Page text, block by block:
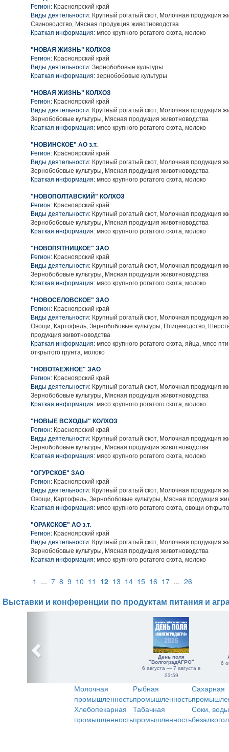
Регион: Красноярский край
Виды деятельности: Крупный рогатый скот, Молочная продукция
Свиноводство, Мясная продукция животноводства
Краткая информация: мясо крупного рогатого скота, молоко
"НОВАЯ ЖИЗНЬ" КОЛХОЗ
Регион: Красноярский край
Виды деятельности: Зернобобовые культуры
Краткая информация: зернобобовые культуры
"НОВАЯ ЖИЗНЬ" КОЛХОЗ
Регион: Красноярский край
Виды деятельности: Крупный рогатый скот, Молочная продукция
Зернобобовые культуры, Мясная продукция животноводства
Краткая информация: мясо крупного рогатого скота, молоко
"НОВИНСКОЕ" АО з.т.
Регион: Красноярский край
Виды деятельности: Крупный рогатый скот, Молочная продукция
Зернобобовые культуры, Мясная продукция животноводства
Краткая информация: мясо крупного рогатого скота, молоко
"НОВОПОЛТАВСКИЙ" КОЛХОЗ
Регион: Красноярский край
Виды деятельности: Крупный рогатый скот, Молочная продукция
Зернобобовые культуры, Мясная продукция животноводства
Краткая информация: мясо крупного рогатого скота, молоко
"НОВОПЯТНИЦКОЕ" ЗАО
Регион: Красноярский край
Виды деятельности: Крупный рогатый скот, Молочная продукция
Зернобобовые культуры, Мясная продукция животноводства
Краткая информация: мясо крупного рогатого скота, молоко
"НОВОСЕЛОВСКОЕ" ЗАО
Регион: Красноярский край
Виды деятельности: Крупный рогатый скот, Молочная продукция
Овощи, Картофель, Зернобобовые культуры, Птицеводство,
продукция животноводства
Краткая информация: мясо крупного рогатого скота, яйца, мясо
открытого грунта, молоко
"НОВОТАЕЖНОЕ" ЗАО
Регион: Красноярский край
Виды деятельности: Крупный рогатый скот, Молочная продукция
Зернобобовые культуры, Мясная продукция животноводства
Краткая информация: мясо крупного рогатого скота, молоко
"НОВЫЕ ВСХОДЫ" КОЛХОЗ
Регион: Красноярский край
Виды деятельности: Крупный рогатый скот, Молочная продукция
Зернобобовые культуры, Мясная продукция животноводства
Краткая информация: мясо крупного рогатого скота, молоко
"ОГУРСКОЕ" ЗАО
Регион: Красноярский край
Виды деятельности: Крупный рогатый скот, Молочная продукция
Овощи, Картофель, Зернобобовые культуры, Мясная продукция
Краткая информация: мясо крупного рогатого скота, овощи
"ОРАКСКОЕ" АО з.т.
Регион: Красноярский край
Виды деятельности: Крупный рогатый скот, Молочная продукция
Зернобобовые культуры, Мясная продукция животноводства
Краткая информация: мясо крупного рогатого скота, молоко
1 ... 7 8 9 10 11 12 13 14 15 16 17 ... 26
Выставки и конференции по продуктам питания и
День поля
"ВолгоградАГРО"
6 августа — 7 августа в
23:59
6
Молочная
промышленность
Рыбная
промышленность
Сахарная
Хлебопекарная
промышленность
Табачная
промышленность
Соки,